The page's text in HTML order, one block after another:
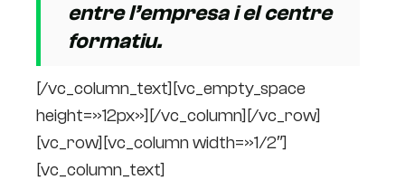
entre l’empresa i el centre
formatiu.
[/vc_column_text][vc_empty_space
height=»12px»][/vc_column][/vc_row]
[vc_row][vc_column width=»1/2″]
[vc_column_text]